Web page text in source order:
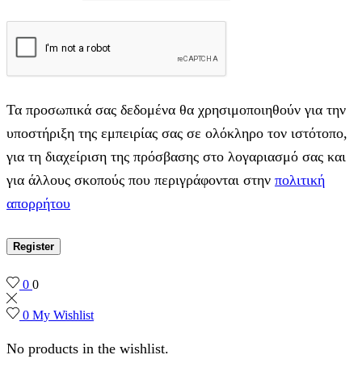
Τα προσωπικά σας δεδομένα θα χρησιμοποιηθούν για την
υποστήριξη της εμπειρίας σας σε ολόκληρο τον ιστότοπο,
για τη διαχείριση της πρόσβασης στο λογαριασμό σας και
για άλλους σκοπούς που περιγράφονται στην πολιτική
απορρήτου
Register
0 0
0 My Wishlist
No products in the wishlist.